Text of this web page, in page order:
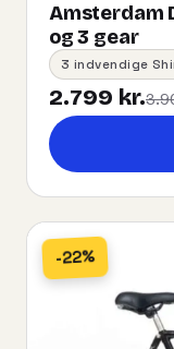
Amsterdam
og 3 gear
3 indvendige
2.799 kr.
-22%